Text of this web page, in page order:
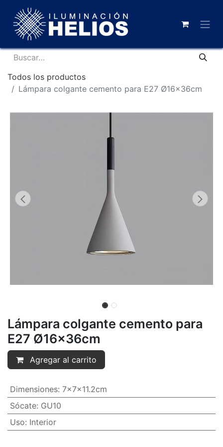
Todos los productos
Lámpara colgante cemento para E27 Ø16x36cm
Lámpara colgante cemento para
E27 Ø16x36cm
Agregar al carrito
Dimensiones: 7x7x11.2cm
Sócate: GU10
Uso: Interior